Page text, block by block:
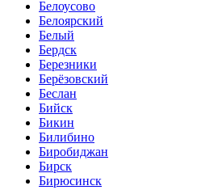
Белоусово
Белоярский
Белый
Бердск
Березники
Берёзовский
Беслан
Бийск
Бикин
Билибино
Биробиджан
Бирск
Бирюсинск